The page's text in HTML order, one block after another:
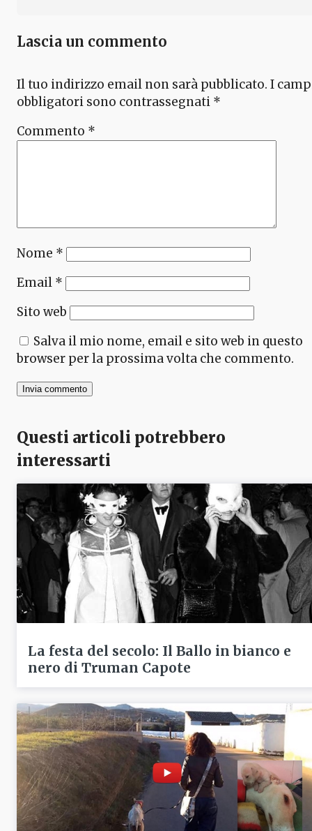
Lascia un commento
Il tuo indirizzo email non sarà pubblicato. I
obbligatori sono contrassegnati *
Commento *
Nome *
Email *
Sito web
Salva il mio nome, email e sito web in questo
browser per la prossima volta che commento.
Questi articoli potrebbero
interessarti
La festa del secolo: Il Ballo in bianco e
nero di Truman Capote